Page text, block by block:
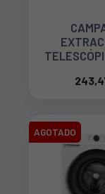
BLANCA 60
AGOTADO